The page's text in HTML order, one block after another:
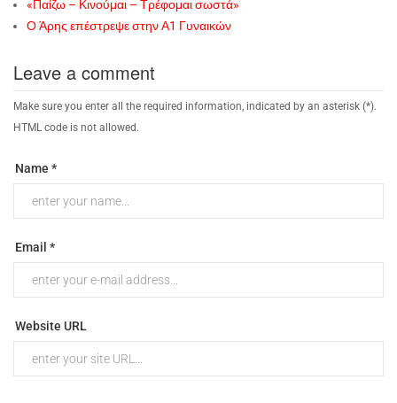
«Παίζω – Κινούμαι – Τρέφομαι σωστά»
Ο Άρης επέστρεψε στην Α1 Γυναικών
Leave a comment
Make sure you enter all the required information, indicated by an asterisk (*).
HTML code is not allowed.
Name *
Email *
Website URL